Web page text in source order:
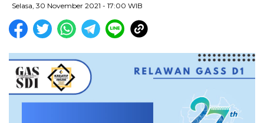
Selasa, 30 November 2021 - 17:00 WIB